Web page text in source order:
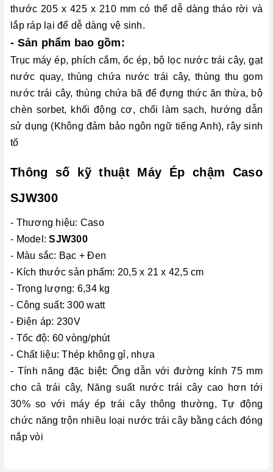
thước 205 x 425 x 210 mm có thể dễ dàng tháo rời và
lắp ráp lại để dễ dàng vệ sinh.
- Sản phẩm bao gồm:
Trục máy ép, phích cắm, ốc ép, bộ lọc nước trái cây, gạt
nước quay, thùng chứa nước trái cây, thùng thu gom
nước trái cây, thùng chứa bã để đựng thức ăn thừa, bộ
chèn sorbet, khối động cơ, chổi làm sạch, hướng dẫn
sử dụng (Không đảm bảo ngôn ngữ tiếng Anh), rây sinh
tố
Thông số kỹ thuật Máy Ép chậm Caso
SJW300
- Thương hiệu: Caso
- Model:SJW300
- Màu sắc: Bạc + Đen
- Kích thước sản phẩm: 20,5 x 21 x 42,5 cm
- Trọng lượng: 6,34 kg
- Công suất: 300 watt
- Điện áp: 230V
- Tốc độ: 60 vòng/phút
- Chất liệu: Thép không gỉ, nhựa
- Tính năng đặc biệt: Ống dẫn với đường kính 75 mm
cho cả trái cây, Năng suất nước trái cây cao hơn tới
30% so với máy ép trái cây thông thường, Tự động
chức năng trộn nhiều loại nước trái cây bằng cách đóng
nắp vòi